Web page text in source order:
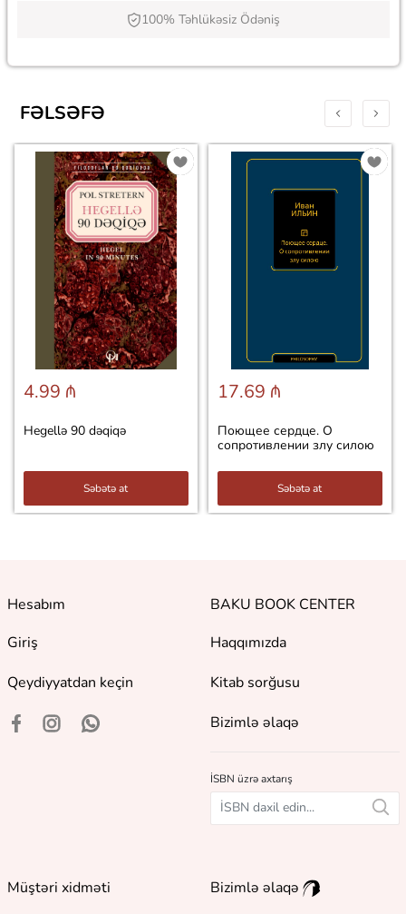
100% Təhlükəsiz Ödəniş
FƏLSƏFƏ
4.99 ₼
Hegellə 90 dəqiqə
Səbətə at
17.69 ₼
Поющее сердце. О
сопротивлении злу силою
Səbətə at
Hesabım
Giriş
Qeydiyyatdan keçin
BAKU BOOK CENTER
Haqqımızda
Kitab sorğusu
Bizimlə əlaqə
İSBN üzrə axtarış
Müştəri xidməti Bizimlə əlaqə